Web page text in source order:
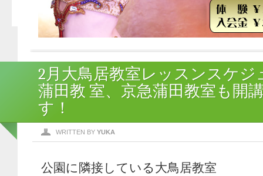
2月大鳥居教室レッスンスケジ
蒲田教 室、京急蒲田教室も開
す！
WRITTEN BY YUKA
公園に隣接している大鳥居教室